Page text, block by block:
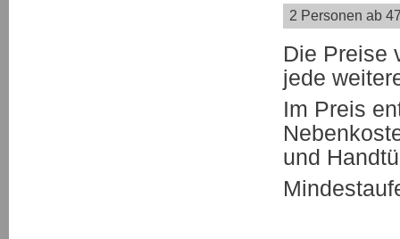
2 Personen ab
Die Preise
jede
Im Preis
und